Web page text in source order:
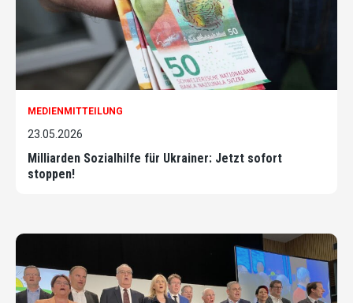
MEDIENMITTEILUNG
23.05.2026
Milliarden Sozialhilfe für Ukrainer: Jetzt sofort
stoppen!